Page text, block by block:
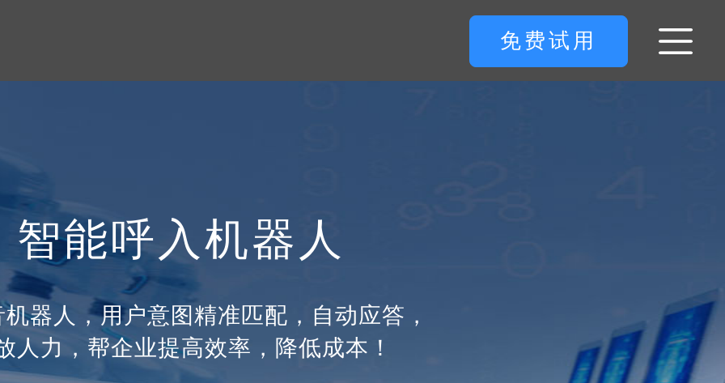
免费试用
智能呼入机器人
器人，用户意图精准匹配，自动应答，
人力，帮企业提高效率，降低成本！